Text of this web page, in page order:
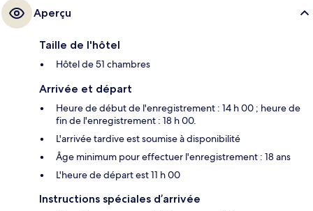
Aperçu
Taille de l'hôtel
Hôtel de 51 chambres
Arrivée et départ
Heure de début de l'enregistrement : 14 h 00 ; heure de
fin de l'enregistrement : 18 h 00.
L'arrivée tardive est soumise à disponibilité
Âge minimum pour effectuer l'enregistrement : 18 ans
L'heure de départ est 11 h 00
Instructions spéciales d’arrivée